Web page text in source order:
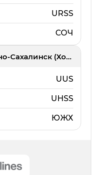
URSS
СОЧ
Южно-Сахалинск (Хомутово)
UUS
UHSS
ЮЖХ